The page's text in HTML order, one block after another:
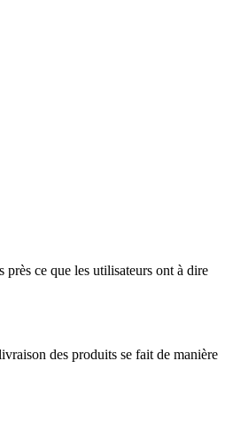
ce que les utilisateurs ont à dire
des produits se fait de manière